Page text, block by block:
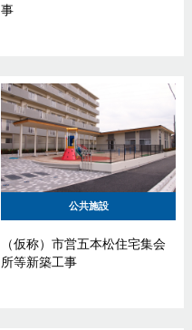
事
公共施設
（仮称）市営五本松住宅集会
所等新築工事